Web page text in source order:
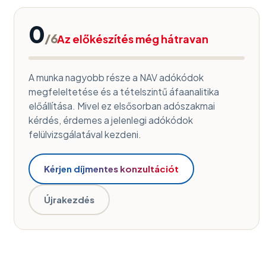
0/6Az előkészítés még hátravan
A munka nagyobb része a NAV adókódok
megfeleltetése és a tételszintű áfaanalitika
előállítása. Mivel ez elsősorban adószakmai
kérdés, érdemes a jelenlegi adókódok
felülvizsgálatával kezdeni.
Kérjen díjmentes konzultációt
Újrakezdés